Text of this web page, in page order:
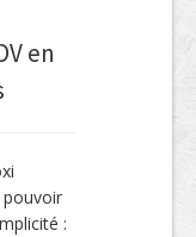
en
pouvoir
: